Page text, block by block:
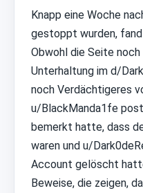
Knapp eine Woche
gestoppt wurden,
Obwohl die Seite
Unterhaltung im d/
noch Verdächtigeres
u/BlackManda1fe
bemerkt hatte, dass
waren und u/
Account gelöscht
Beweise, die zeigen,